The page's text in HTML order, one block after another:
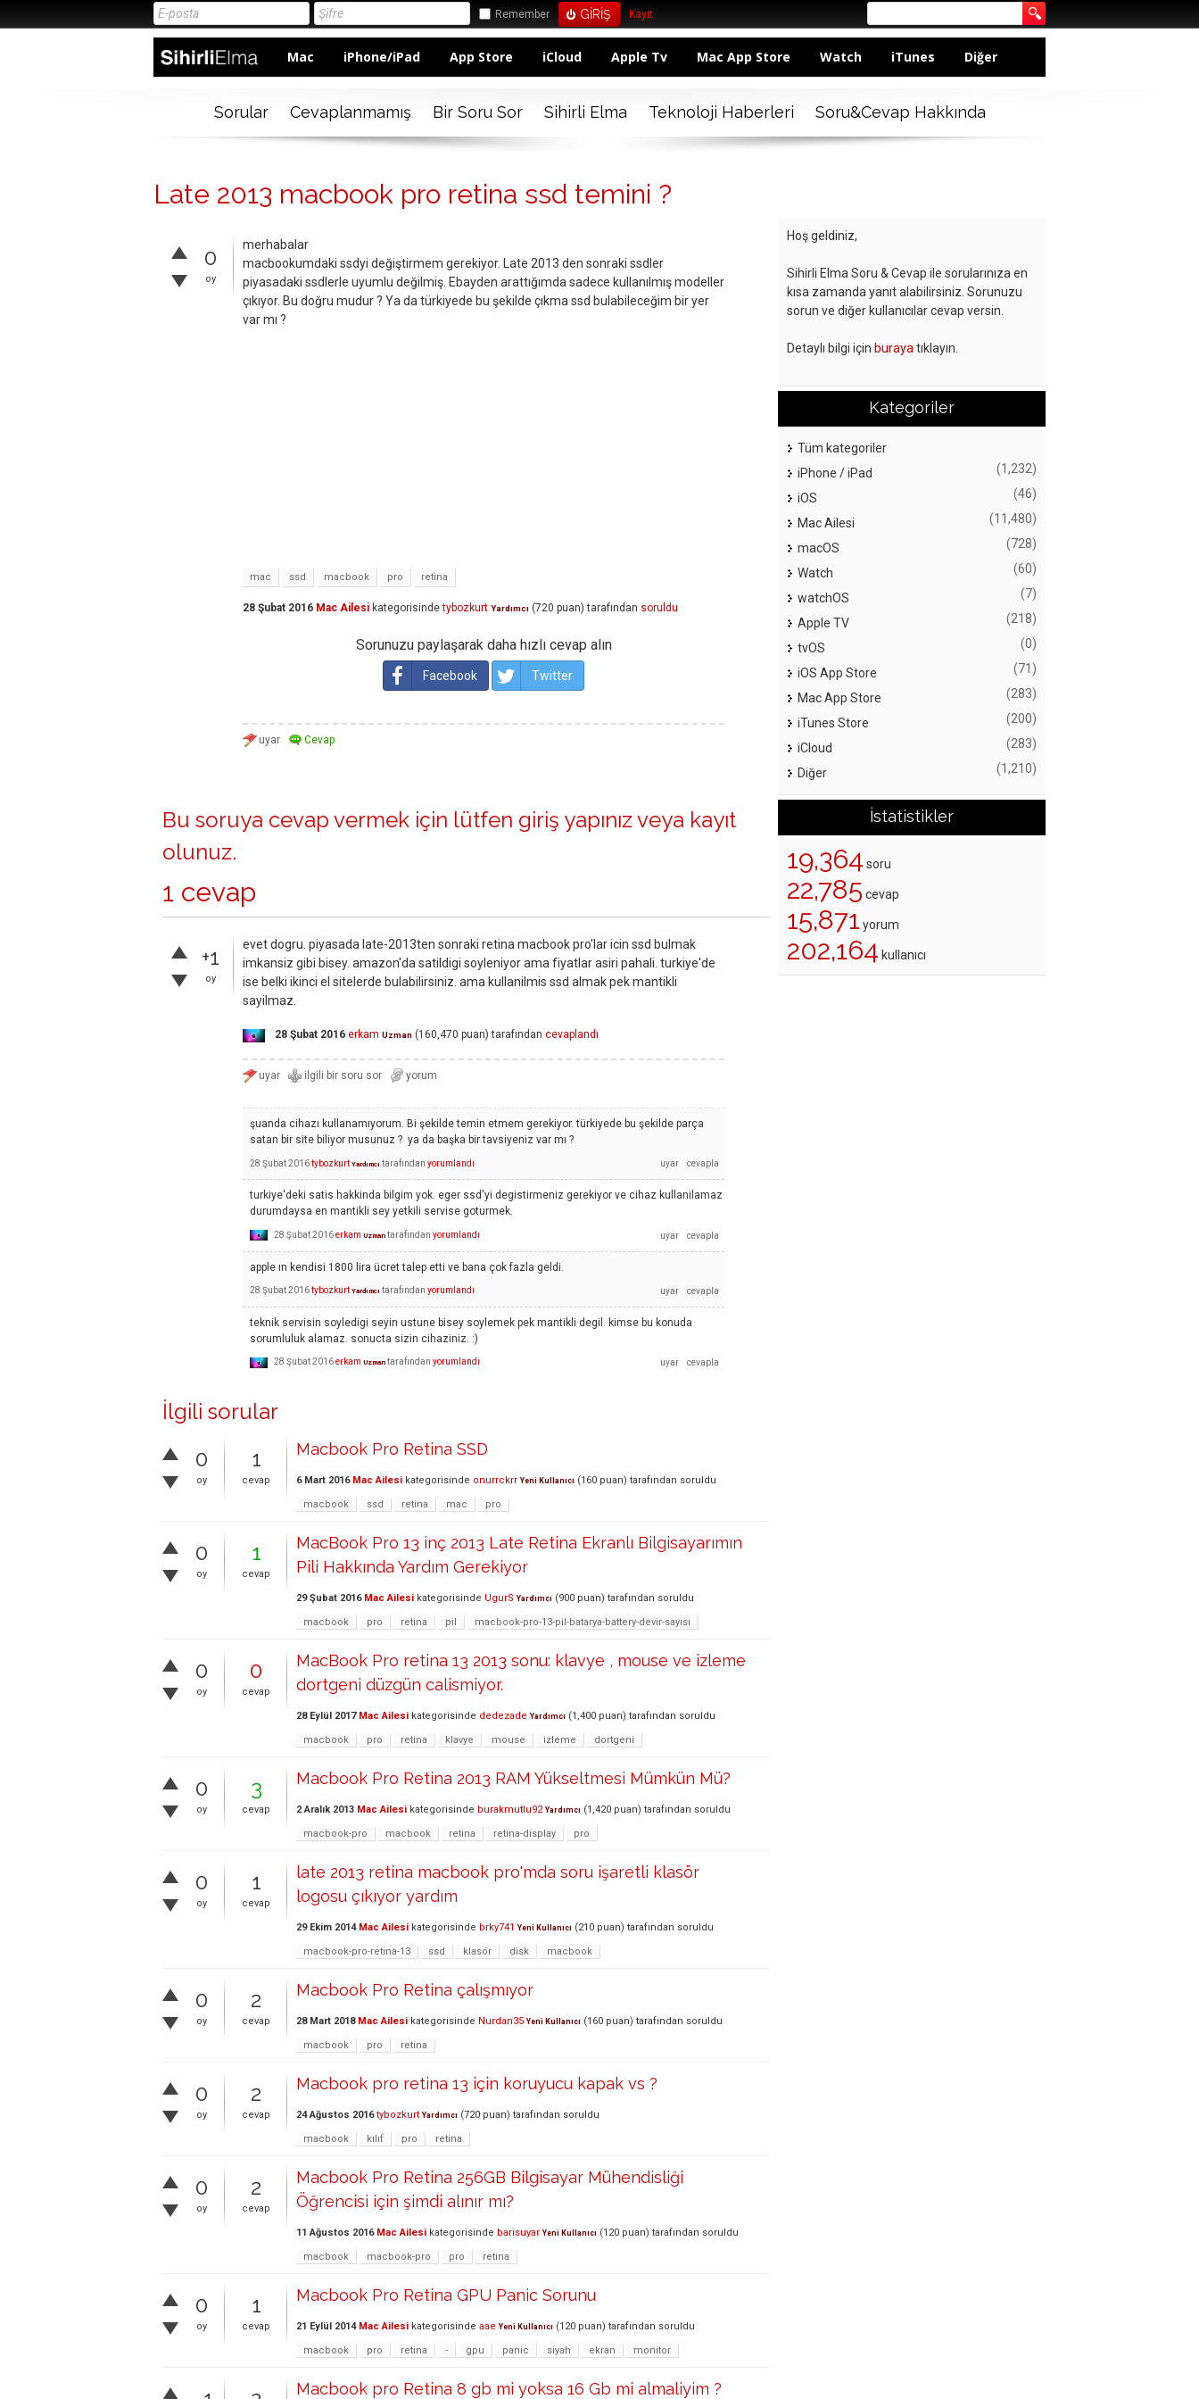
Remember Kayıt
Mac iPhone/iPad App Store iCloud Apple Tv Mac App Store Watch iTunes Diğer
Sorular Cevaplanmamış Bir Soru Sor Sihirli Elma Teknoloji Haberleri Soru&Cevap Hakkında
Late 2013 macbook pro retina ssd temini ?
0
oy
merhabalar
macbookumdaki ssdyi değiştirmem gerekiyor. Late 2013 den sonraki ssdler
piyasadaki ssdlerle uyumlu değilmiş. Ebayden arattığımda sadece kullanılmış modeller
çıkıyor. Bu doğru mudur ? Ya da türkiyede bu şekilde çıkma ssd bulabileceğim bir yer
var mı ?
mac ssd macbook pro retina
28 Şubat 2016 Mac Ailesi kategorisinde tybozkurt Yardımcı (720 puan) tarafından soruldu
Sorunuzu paylaşarak daha hızlı cevap alın
Facebook Twitter
Bu soruya cevap vermek için lütfen giriş yapınız veya kayıt
olunuz.
1 cevap
+1
oy
evet dogru. piyasada late-2013ten sonraki retina macbook pro'lar icin ssd bulmak
imkansiz gibi bisey. amazon'da satildigi soyleniyor ama fiyatlar asiri pahali. turkiye'de
ise belki ikinci el sitelerde bulabilirsiniz. ama kullanilmis ssd almak pek mantikli
sayilmaz.
28 Şubat 2016 erkam Uzman (160,470 puan) tarafından cevaplandı
şuanda cihazı kullanamıyorum. Bi şekilde temin etmem gerekiyor. türkiyede bu şekilde parça
satan bir site biliyor musunuz ? ya da başka bir tavsiyeniz var mı ?
28 Şubat 2016tybozkurt Yardımcı tarafından yorumlandı
turkiye'deki satis hakkinda bilgim yok. eger ssd'yi degistirmeniz gerekiyor ve cihaz kullanilamaz
durumdaysa en mantikli sey yetkili servise goturmek.
28 Şubat 2016erkam Uzman tarafından yorumlandı
apple ın kendisi 1800 lira ücret talep etti ve bana çok fazla geldi.
28 Şubat 2016tybozkurt Yardımcı tarafından yorumlandı
teknik servisin soyledigi seyin ustune bisey soylemek pek mantikli degil. kimse bu konuda
sorumluluk alamaz. sonucta sizin cihaziniz. :)
28 Şubat 2016erkam Uzman tarafından yorumlandı
İlgili sorular
0
oy
1
cevap
Macbook Pro Retina SSD
6 Mart 2016 Mac Ailesi kategorisinde onurrckrr Yeni Kullanıcı (160 puan) tarafından soruldu
macbook ssd retina mac pro
0
oy
1
cevap
MacBook Pro 13 inç 2013 Late Retina Ekranlı Bilgisayarımın
Pili Hakkında Yardım Gerekiyor
29 Şubat 2016 Mac Ailesi kategorisinde UgurS Yardımcı (900 puan) tarafından soruldu
macbook pro retina pil macbook-pro-13-pil-batarya-battery-devir-sayısı
0
oy
0
cevap
MacBook Pro retina 13 2013 sonu: klavye , mouse ve izleme
dortgeni düzgün calismiyor.
28 Eylül 2017 Mac Ailesi kategorisinde dedezade Yardımcı (1,400 puan) tarafından soruldu
macbook pro retina klavye mouse izleme dortgeni
0
oy
3
cevap
Macbook Pro Retina 2013 RAM Yükseltmesi Mümkün Mü?
2 Aralık 2013 Mac Ailesi kategorisinde burakmutlu92 Yardımcı (1,420 puan) tarafından soruldu
macbook-pro macbook retina retina-display pro
0
oy
1
cevap
late 2013 retina macbook pro'mda soru işaretli klasör
logosu çıkıyor yardım
29 Ekim 2014 Mac Ailesi kategorisinde brky741 Yeni Kullanıcı (210 puan) tarafından soruldu
macbook-pro-retina-13 ssd klasör disk macbook
0
oy
2
cevap
Macbook Pro Retina çalışmıyor
28 Mart 2018 Mac Ailesi kategorisinde Nurdan35 Yeni Kullanıcı (160 puan) tarafından soruldu
macbook pro retina
0
oy
2
cevap
Macbook pro retina 13 için koruyucu kapak vs ?
24 Ağustos 2016 tybozkurt Yardımcı (720 puan) tarafından soruldu
macbook kılıf pro retina
0
oy
2
cevap
Macbook Pro Retina 256GB Bilgisayar Mühendisliği
Öğrencisi için şimdi alınır mı?
11 Ağustos 2016 Mac Ailesi kategorisinde barisuyar Yeni Kullanıcı (120 puan) tarafından soruldu
macbook macbook-pro pro retina
0
oy
1
cevap
Macbook Pro Retina GPU Panic Sorunu
21 Eylül 2014 Mac Ailesi kategorisinde aae Yeni Kullanıcı (120 puan) tarafından soruldu
macbook pro retina - gpu panic siyah ekran monitor
Macbook pro Retina 8 gb mi yoksa 16 Gb mi almaliyim ?
Hoş geldiniz,
Sihirli Elma Soru & Cevap ile sorularınıza en
kısa zamanda yanıt alabilirsiniz. Sorunuzu
sorun ve diğer kullanıcılar cevap versin.
Detaylı bilgi için buraya tıklayın.
Kategoriler
Tüm kategoriler
iPhone / iPad
(1,232)
iOS (46)
Mac Ailesi (11,480)
macOS (728)
Watch (60)
watchOS (7)
Apple TV (218)
tvOS (0)
iOS App Store (71)
Mac App Store (283)
iTunes Store (200)
iCloud (283)
Diğer (1,210)
İstatistikler
19,364 soru
22,785 cevap
15,871 yorum
202,164 kullanıcı